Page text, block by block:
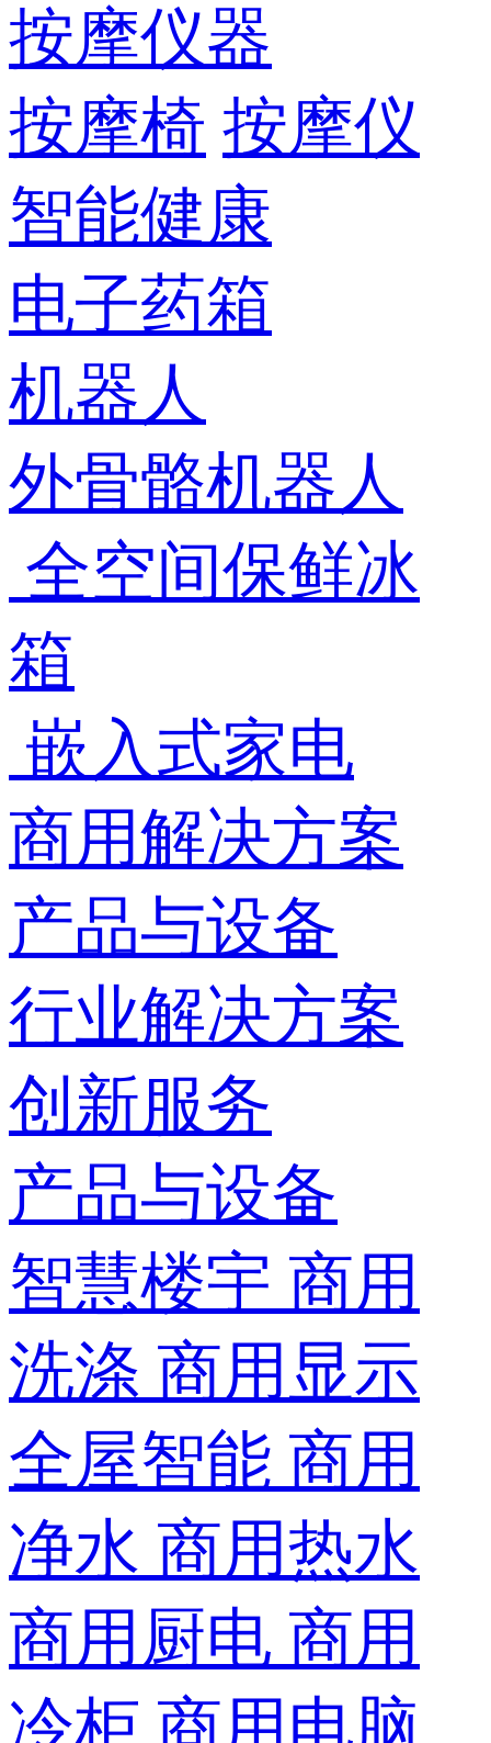
按摩仪器
按摩椅 按摩仪
智能健康
电子药箱
机器人
外骨骼机器人
全空间保鲜冰
箱
嵌入式家电
商用解决方案
产品与设备
行业解决方案
创新服务
产品与设备
智慧楼宇 商用
洗涤 商用显示
全屋智能 商用
净水 商用热水
商用厨电 商用
冷柜 商用电脑